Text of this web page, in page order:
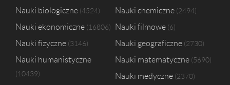
Nauki biologiczne 4524 Nauki chemiczne 2494
Nauki ekonomiczne 16806 Nauki filmowe 6
Nauki fizyczne 3146 Nauki geograficzne 2730
Nauki humanistyczne
10439
Nauki matematyczne 5690
Nauki medyczne 2370